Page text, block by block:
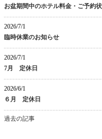
お盆期間中のホテル料金・ご予約
2026/7/1
臨時休業のお知らせ
2026/7/1
7月 定休日
2026/6/1
６月 定休日
過去の記事